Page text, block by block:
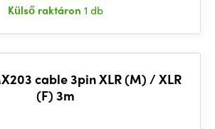
Külső raktáron 1 db
cable 3pin XLR (M) / XLR
(F) 3m